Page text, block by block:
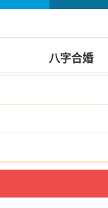
八字合婚